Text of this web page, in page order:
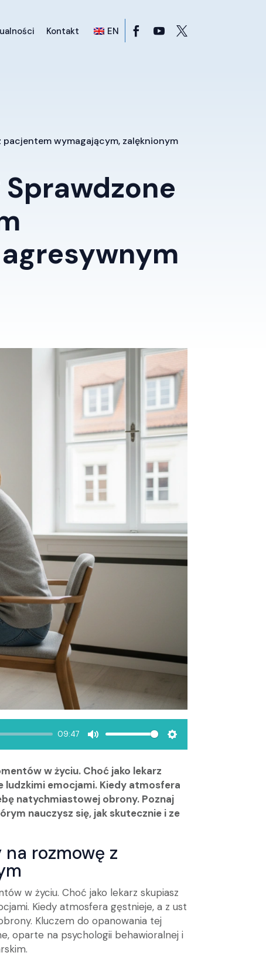
Kontakt EN
wymagającym, zalęknionym
09:47
Mute Settings
w życiu. Choć jako lekarz
ludzkimi emocjami. Kiedy atmosfera
natychmiastowej obrony. Poznaj
nauczysz się, jak skutecznie i ze
rozmowę z
w życiu. Choć jako lekarz skupiasz
Kiedy atmosfera gęstnieje, a z ust
Kluczem do opanowania tej
oparte na psychologii behawioralnej i